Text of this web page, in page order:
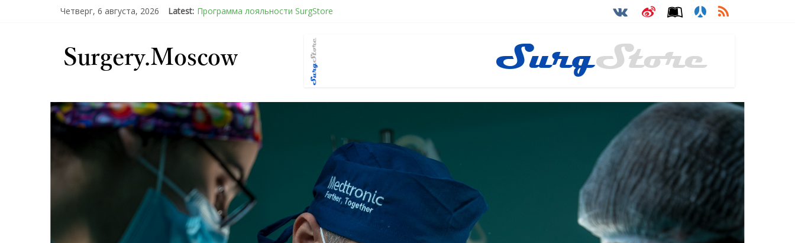
Четверг, 6 августа, 2026 Latest: Программа лояльности SurgStore
Послеоперационное восстановление после герниопластики
Барбированные нити в хирургии: принцип работы и преимущества технологии
Эротический конфликт по Юнгу